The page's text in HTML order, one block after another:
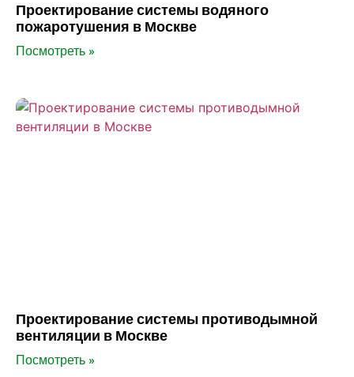
Проектирование системы водяного
пожаротушения в Москве
Посмотреть »
Проектирование системы противодымной
вентиляции в Москве
Посмотреть »